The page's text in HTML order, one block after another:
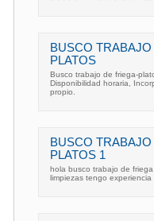
BUSCO
PLATOS
Busco trabajo de friega-
Disponibilidad horaria,
propio.
BUSCO
PLATOS 1
hola busco trabajo de
limpiezas tengo experiencia